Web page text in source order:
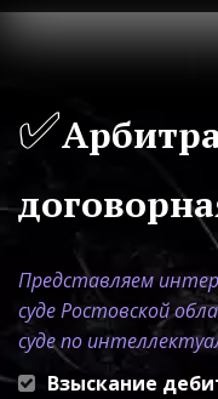
✅
Представляем
суде Ростовской
суде по
Взыскание